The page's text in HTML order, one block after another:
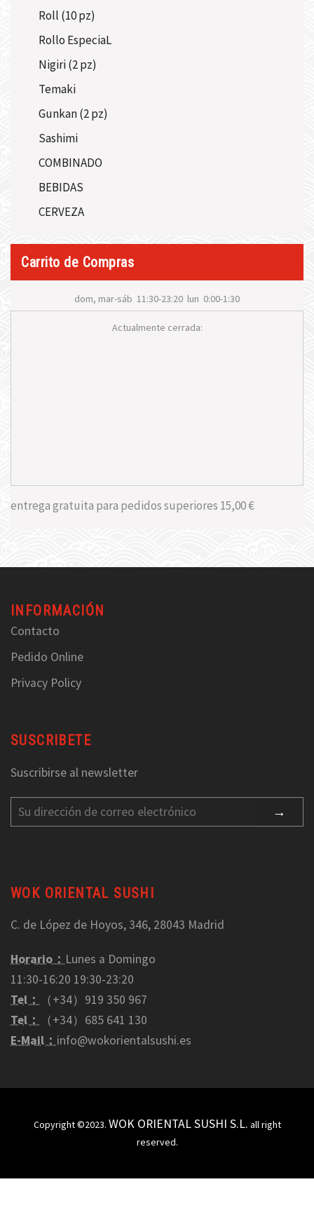
Roll (10 pz)
Rollo EspeciaL
Nigiri (2 pz)
Temaki
Gunkan (2 pz)
Sashimi
COMBINADO
BEBIDAS
CERVEZA
Carrito de Compras
dom, mar-sáb 11:30-23:20 lun 0:00-1:30
Actualmente cerrada:
entrega gratuita para pedidos superiores 15,00 €
INFORMACIÓN
Contacto
Pedido Online
Privacy Policy
SUSCRIBETE
Suscribirse al newsletter
WOK ORIENTAL SUSHI
C. de López de Hoyos, 346, 28043 Madrid
Horario： Lunes a Domingo
11:30-16:20 19:30-23:20
Tel：
（+34）919 350 967
Tel：
（+34）685 641 130
E-Mail： info@wokorientalsushi.es
Copyright ©2023. WOK ORIENTAL SUSHI S.L. all right
reserved.